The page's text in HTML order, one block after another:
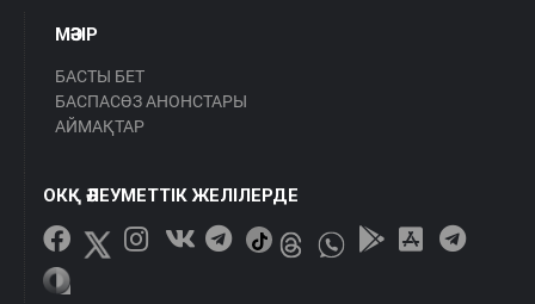
МӘЗІР
БАСТЫ БЕТ
БАСПАСӨЗ АНОНСТАРЫ
АЙМАҚТАР
ОКҚ ӘЛЕУМЕТТІК ЖЕЛІЛЕРДЕ